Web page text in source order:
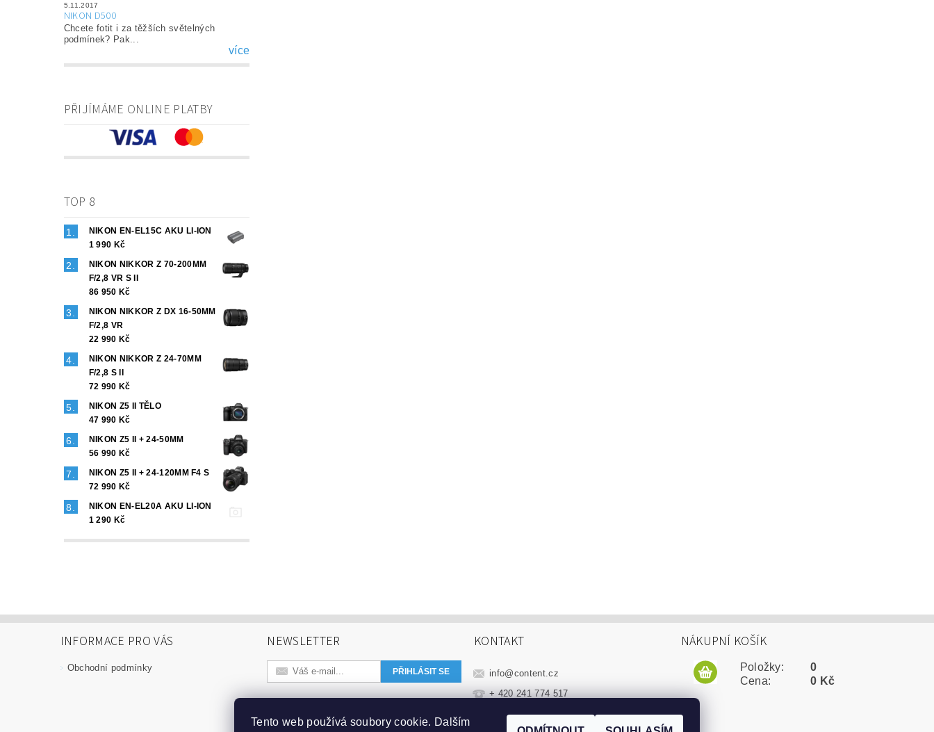
5.11.2017
NIKON D500
Chcete fotit i za těžších světelných
podmínek? Pak...
více
PŘIJÍMÁME ONLINE PLATBY
TOP 8
NIKON EN-EL15C AKU LI-ION
1 990 Kč
NIKON NIKKOR Z 70-200MM
F/2,8 VR S II
86 950 Kč
NIKON NIKKOR Z DX 16-50MM
F/2,8 VR
22 990 Kč
NIKON NIKKOR Z 24-70MM
F/2,8 S II
72 990 Kč
NIKON Z5 II TĚLO
47 990 Kč
NIKON Z5 II + 24-50MM
56 990 Kč
NIKON Z5 II + 24-120MM F4 S
72 990 Kč
NIKON EN-EL20A AKU LI-ION
1 290 Kč
INFORMACE PRO VÁS
Obchodní podmínky
NEWSLETTER KONTAKT
info@content.cz
+ 420 241 774 517
+420 606 553 331
NÁKUPNÍ KOŠÍK
Položky:
Cena:
0
0 Kč
Tento web používá soubory cookie. Dalším